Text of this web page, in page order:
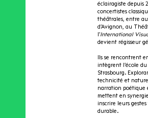
éclairagiste depuis
concertistes
théâtrales, entre
d’Avignon, au
l’International
devient régisseur
Ils se rencontrent
intègrent l’école
Strasbourg.
technicité et
narration poétique
mettent en
inscrire leurs
durable.